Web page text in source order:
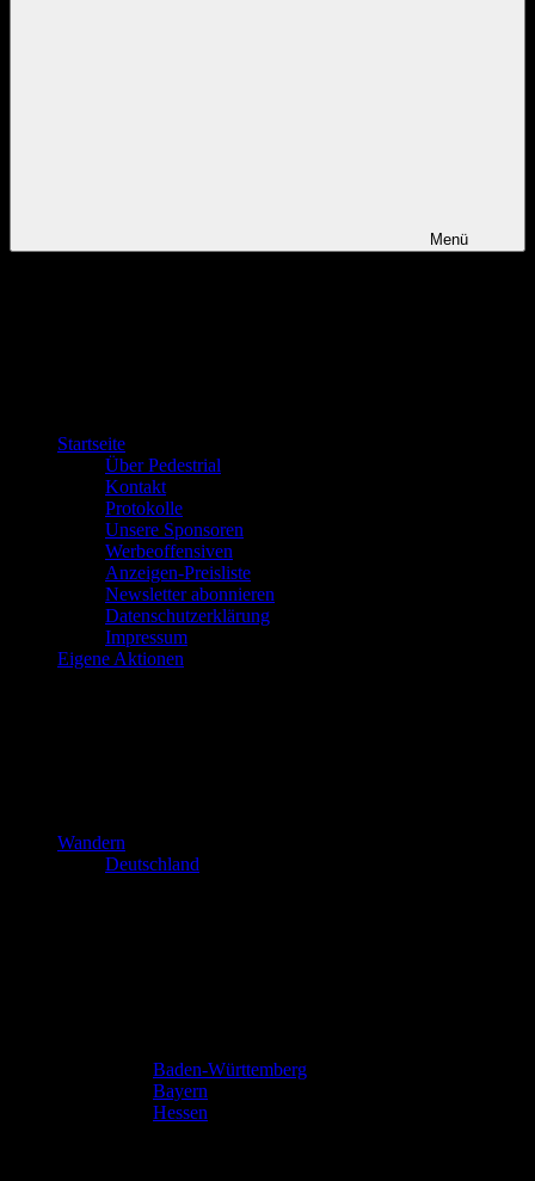
Menü
Startseite
Über Pedestrial
Kontakt
Protokolle
Unsere Sponsoren
Werbeoffensiven
Anzeigen-Preisliste
Newsletter abonnieren
Datenschutzerklärung
Impressum
Eigene Aktionen
Wandern
Deutschland
Baden-Württemberg
Bayern
Hessen